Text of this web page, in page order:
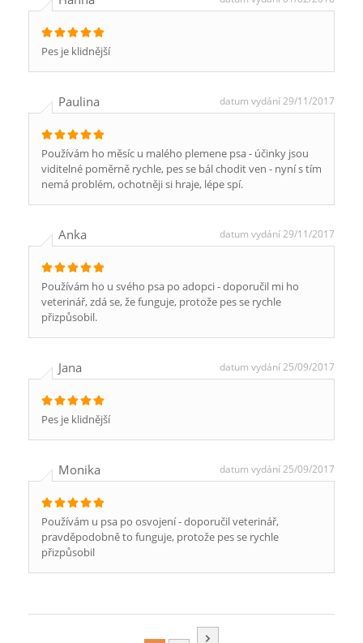
Pes je klidnější
Paulina datum vydání 29/11/2017
Používám ho měsíc u malého plemene psa - účinky jsou
viditelné poměrně rychle, pes se bál chodit ven - nyní s tím
nemá problém, ochotněji si hraje, lépe spí.
Anka datum vydání 29/11/2017
Používám ho u svého psa po adopci - doporučil mi ho
veterinář, zdá se, že funguje, protože pes se rychle
přizpůsobil.
Jana datum vydání 25/09/2017
Pes je klidnější
Monika datum vydání 25/09/2017
Používám u psa po osvojení - doporučil veterinář,
pravděpodobně to funguje, protože pes se rychle
přizpůsobil